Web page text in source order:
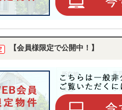
【会員様限定で公開中！】